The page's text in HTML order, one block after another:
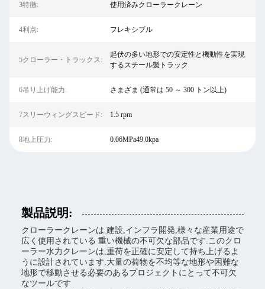
3特徴: 使用済みクローラークレーン
4利点: フレキシブル
5クローラー・トラックス:
起伏の多い地形での安定性と機動性を実現
するスチール製トラック
6吊り上げ能力: さまざま (通常は 50 ～ 300 トン以上)
7スリーウィングスピード: 1.5 rpm
8地上圧力: 0.06MPa49.0kpa
製品説明:
クローラークレーンは 建設,インフラ開発,様々な産業用途で
広く使用されている 重い機械の不可欠な部品です.このクロ
ーラー水力クレーンは,重荷を正確に安定して持ち上げるよ
うに設計されています.大量の荷物を不均等な地形や困難な
地形で移動させる必要のあるプロジェクトにとって不可欠
なツールです